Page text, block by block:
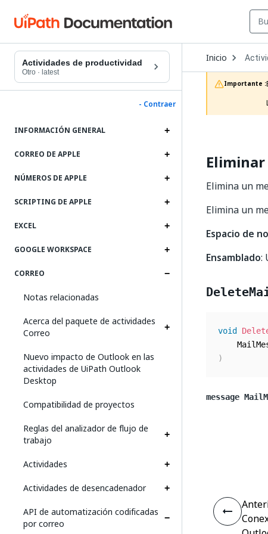
Actividades de productividad
Otro · latest
- Contraer
INFORMACIÓN GENERAL
CORREO DE APPLE
NÚMEROS DE APPLE
SCRIPTING DE APPLE
EXCEL
GOOGLE WORKSPACE
CORREO
Notas relacionadas
Acerca del paquete de actividades
Correo
Nuevo impacto de Outlook en las
actividades de UiPath Outlook
Desktop
Compatibilidad de proyectos
Reglas del analizador de flujo de
trabajo
Actividades
Actividades de desencadenador
API de automatización codificadas
por correo
Inicio Open
to
Importante :
Elimina un
Elimina un
Espacio de
Ensamblado:
void
)
message